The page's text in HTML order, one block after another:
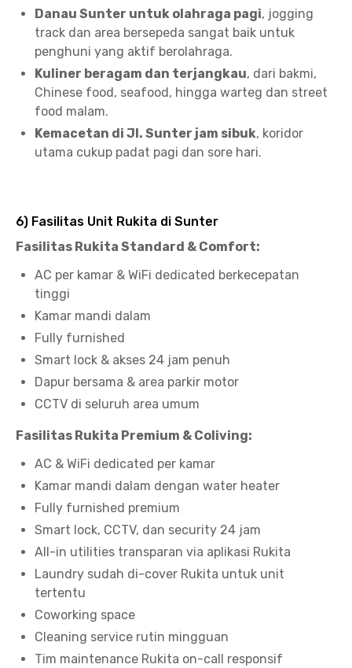
Danau Sunter untuk olahraga pagi, jogging
track dan area bersepeda sangat baik untuk
penghuni yang aktif berolahraga.
Kuliner beragam dan terjangkau, dari bakmi,
Chinese food, seafood, hingga warteg dan street
food malam.
Kemacetan di Jl. Sunter jam sibuk, koridor
utama cukup padat pagi dan sore hari.
6) Fasilitas Unit Rukita di Sunter
Fasilitas Rukita Standard & Comfort:
AC per kamar & WiFi dedicated berkecepatan
tinggi
Kamar mandi dalam
Fully furnished
Smart lock & akses 24 jam penuh
Dapur bersama & area parkir motor
CCTV di seluruh area umum
Fasilitas Rukita Premium & Coliving:
AC & WiFi dedicated per kamar
Kamar mandi dalam dengan water heater
Fully furnished premium
Smart lock, CCTV, dan security 24 jam
All-in utilities transparan via aplikasi Rukita
Laundry sudah di-cover Rukita untuk unit
tertentu
Coworking space
Cleaning service rutin mingguan
Tim maintenance Rukita on-call responsif